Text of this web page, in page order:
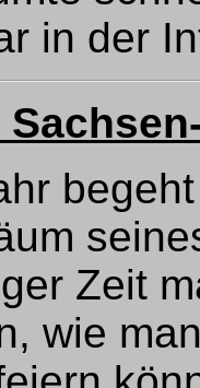
in der
Zeit
wie